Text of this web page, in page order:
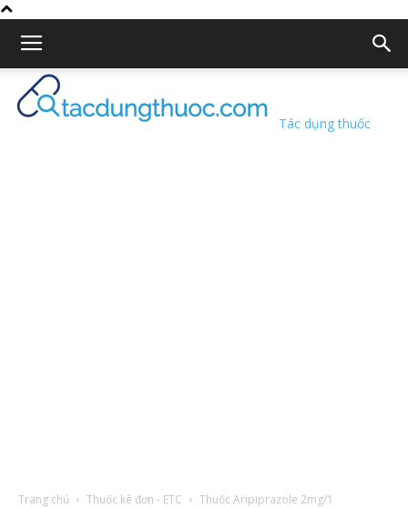
Tác dụng thuốc
Trang chủ Thuốc kê đơn - ETC Thuốc Aripiprazole 2mg/1